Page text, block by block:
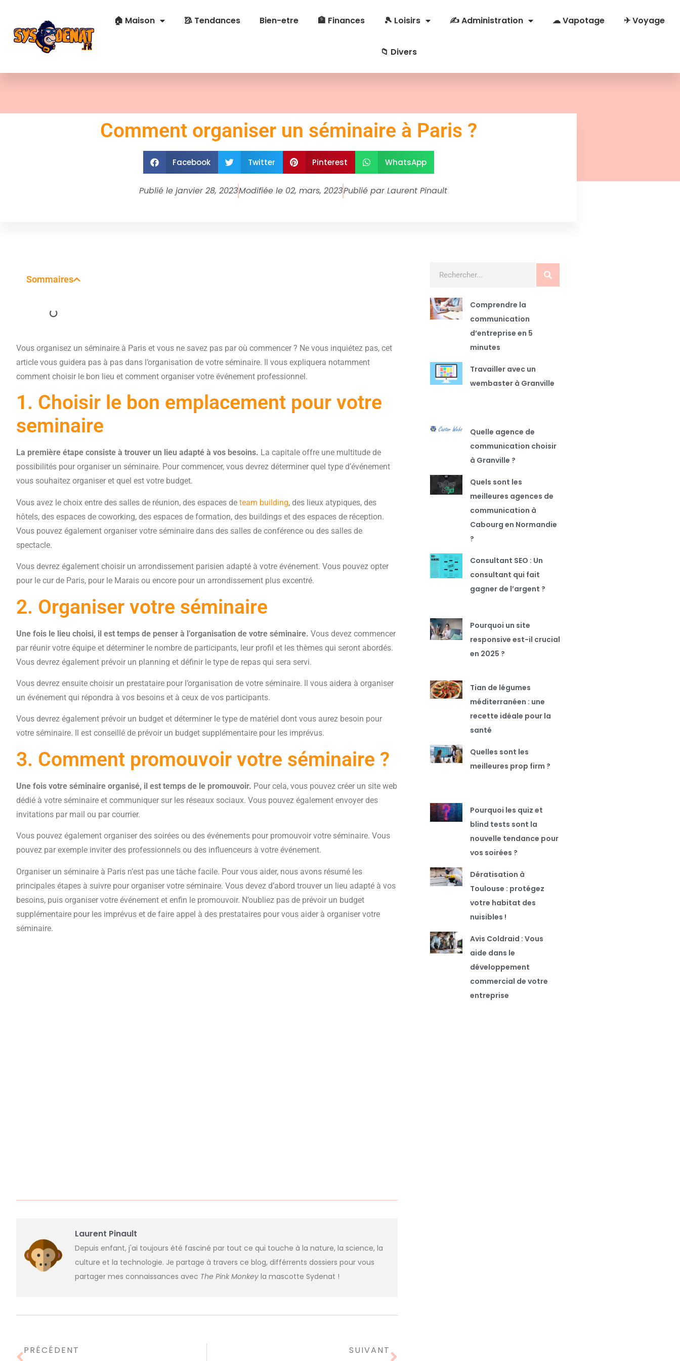
🏠 Maison 🥻 Tendances Bien-etre 🏦 Finances 🎾 Loisirs ✍ Administration ☁ Vapotage ✈ Voyage
📁 Divers
Comment organiser un séminaire à Paris ?
Facebook Twitter Pinterest WhatsApp
Publié le janvier 28, 2023Modifiée le 02, mars, 2023Publié parLaurent Pinault
Sommaires
Vous organisez un séminaire à Paris et vous ne savez pas par où commencer ? Ne vous inquiétez pas, cet
article vous guidera pas à pas dans l’organisation de votre séminaire. Il vous expliquera notamment
comment choisir le bon lieu et comment organiser votre événement professionnel.
1. Choisir le bon emplacement pour votre
seminaire
La première étape consiste à trouver un lieu adapté à vos besoins. La capitale offre une multitude de
possibilités pour organiser un séminaire. Pour commencer, vous devrez déterminer quel type d’événement
vous souhaitez organiser et quel est votre budget.
Vous avez le choix entre des salles de réunion, des espaces de team building, des lieux atypiques, des
hôtels, des espaces de coworking, des espaces de formation, des buildings et des espaces de réception.
Vous pouvez également organiser votre séminaire dans des salles de conférence ou des salles de
spectacle.
Vous devrez également choisir un arrondissement parisien adapté à votre événement. Vous pouvez opter
pour le cur de Paris, pour le Marais ou encore pour un arrondissement plus excentré.
2. Organiser votre séminaire
Une fois le lieu choisi, il est temps de penser à l’organisation de votre séminaire. Vous devez commencer
par réunir votre équipe et déterminer le nombre de participants, leur profil et les thèmes qui seront abordés.
Vous devrez également prévoir un planning et définir le type de repas qui sera servi.
Vous devrez ensuite choisir un prestataire pour l’organisation de votre séminaire. Il vous aidera à organiser
un événement qui répondra à vos besoins et à ceux de vos participants.
Vous devrez également prévoir un budget et déterminer le type de matériel dont vous aurez besoin pour
votre séminaire. Il est conseillé de prévoir un budget supplémentaire pour les imprévus.
3. Comment promouvoir votre séminaire ?
Une fois votre séminaire organisé, il est temps de le promouvoir. Pour cela, vous pouvez créer un site web
dédié à votre séminaire et communiquer sur les réseaux sociaux. Vous pouvez également envoyer des
invitations par mail ou par courrier.
Vous pouvez également organiser des soirées ou des événements pour promouvoir votre séminaire. Vous
pouvez par exemple inviter des professionnels ou des influenceurs à votre événement.
Organiser un séminaire à Paris n’est pas une tâche facile. Pour vous aider, nous avons résumé les
principales étapes à suivre pour organiser votre séminaire. Vous devez d’abord trouver un lieu adapté à vos
besoins, puis organiser votre événement et enfin le promouvoir. N’oubliez pas de prévoir un budget
supplémentaire pour les imprévus et de faire appel à des prestataires pour vous aider à organiser votre
séminaire.
Laurent Pinault
Depuis enfant, j'ai toujours été fasciné par tout ce qui touche à la nature, la science, la
culture et la technologie. Je partage à travers ce blog, différrents dossiers pour vous
partager mes connaissances avec The Pink Monkey la mascotte Sydenat !
PRÉCÉDENT
SUIVANT
Comprendre la
communication
d’entreprise en 5
minutes
Travailler avec un
wembaster à Granville
Quelle agence de
communication choisir
à Granville ?
Quels sont les
meilleures agences de
communication à
Cabourg en Normandie
?
Consultant SEO : Un
consultant qui fait
gagner de l’argent ?
Pourquoi un site
responsive est-il crucial
en 2025 ?
Tian de légumes
méditerranéen : une
recette idéale pour la
santé
Quelles sont les
meilleures prop firm ?
Pourquoi les quiz et
blind tests sont la
nouvelle tendance pour
vos soirées ?
Dératisation à
Toulouse : protégez
votre habitat des
nuisibles !
Avis Coldraid : Vous
aide dans le
développement
commercial de votre
entreprise